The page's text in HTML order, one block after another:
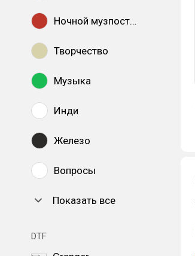
Ночной музпостинг
Творчество
Музыка
Инди
Железо
Вопросы
Показать все
DTF